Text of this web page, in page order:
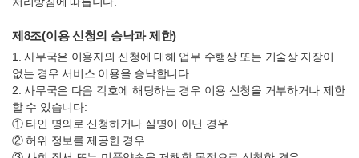
제8조(이용 신청의 승낙과 제한)
1. 사무국은 이용자의 신청에 대해 업무 수행상 또는 기술상 지장이
없는 경우 서비스 이용을 승낙합니다.
2. 사무국은 다음 각호에 해당하는 경우 이용 신청을 거부하거나 제한
할 수 있습니다:
① 타인 명의로 신청하거나 실명이 아닌 경우
② 허위 정보를 제공한 경우